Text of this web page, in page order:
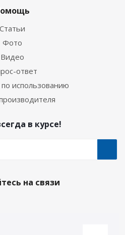
Статьи
Фото
Видео
ответ
использованию
в курсе!
на связи